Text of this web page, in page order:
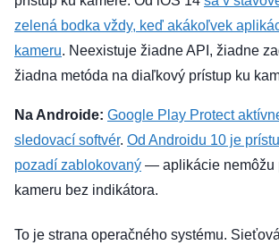
zelená bodka vždy, keď akákoľvek
kameru. Neexistuje žiadne API, žiadne
žiadna metóda na diaľkový prístup ku
Na Androide: Google Play Protect
sledovací softvér. Od Androidu 10 je
pozadí zablokovaný — aplikácie nemôžu
kameru bez indikátora.
To je strana operačného systému.